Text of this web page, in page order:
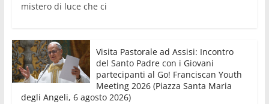
mistero di luce che ci
Visita Pastorale ad Assisi: Incontro
del Santo Padre con i Giovani
partecipanti al Go! Franciscan Youth
Meeting 2026 (Piazza Santa Maria
degli Angeli, 6 agosto 2026)